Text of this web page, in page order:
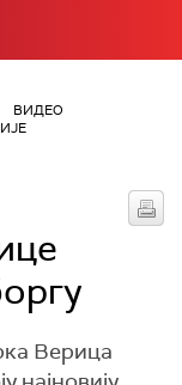
ВИДЕО
Верица